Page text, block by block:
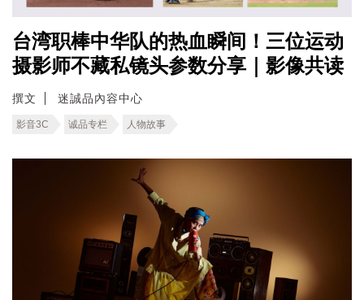
台湾职棒中华队的热血瞬间！三位运动
摄影师不藏私镜头参数分享｜影像共读
撰文 迷誠品內容中心
影音3C 诚品专栏 人物故事